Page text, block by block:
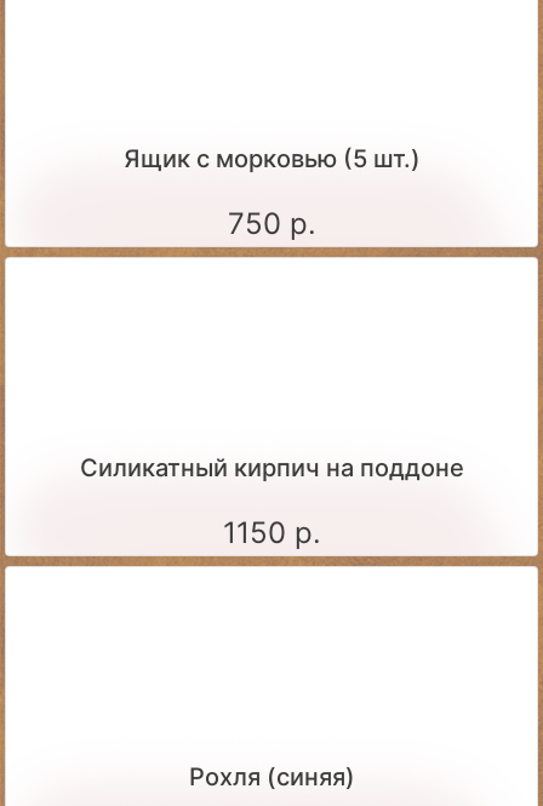
Ящик c морковью (5 шт.)
750 р.
Силикатный кирпич на поддоне
1150 р.
Рохля (синяя)